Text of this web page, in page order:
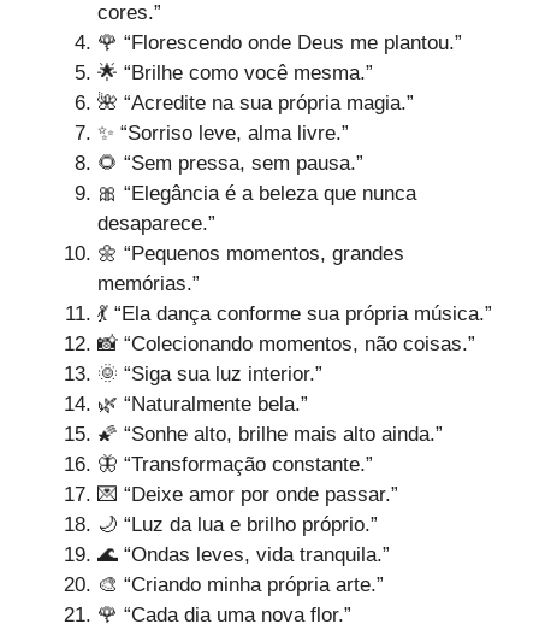
cores.”
🌹 “Florescendo onde Deus me plantou.”
🌟 “Brilhe como você mesma.”
🌺 “Acredite na sua própria magia.”
✨ “Sorriso leve, alma livre.”
🌻 “Sem pressa, sem pausa.”
🎀 “Elegância é a beleza que nunca
desaparece.”
🌼 “Pequenos momentos, grandes
memórias.”
💃 “Ela dança conforme sua própria música.”
📸 “Colecionando momentos, não coisas.”
🌞 “Siga sua luz interior.”
🌿 “Naturalmente bela.”
🌠 “Sonhe alto, brilhe mais alto ainda.”
🦋 “Transformação constante.”
💌 “Deixe amor por onde passar.”
🌙 “Luz da lua e brilho próprio.”
🌊 “Ondas leves, vida tranquila.”
🎨 “Criando minha própria arte.”
🌹 “Cada dia uma nova flor.”